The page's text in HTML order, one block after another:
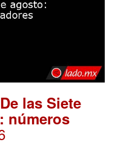
las Siete
números